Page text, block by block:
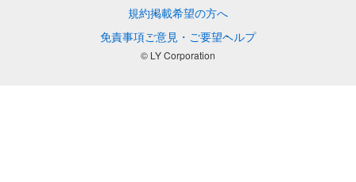
規約掲載希望の方へ
免責事項ご意見・ご要望ヘルプ
© LY Corporation